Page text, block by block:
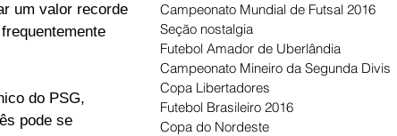
um valor recorde
do PSG,
pode se
Campeonato Mundial de Futsal 2016
Seção nostalgia
Futebol Amador de Uberlândia
Campeonato Mineiro da Segunda Divis
Copa Libertadores
Futebol Brasileiro 2016
Copa do Nordeste